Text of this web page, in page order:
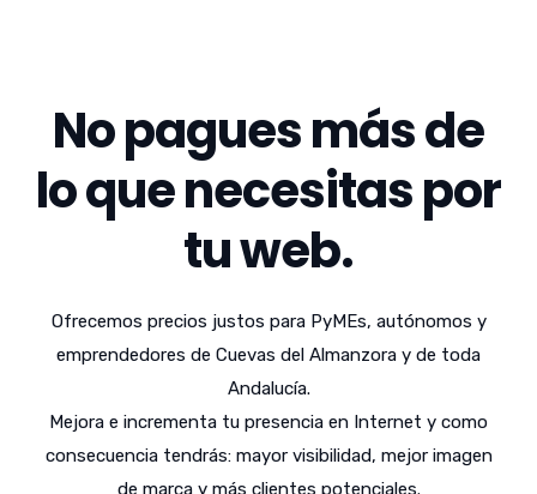
No pagues más de
lo que necesitas por
tu web.
Ofrecemos precios justos para PyMEs, autónomos y
emprendedores de Cuevas del Almanzora y de toda
Andalucía.
Mejora e incrementa tu presencia en Internet y como
consecuencia tendrás: mayor visibilidad, mejor imagen
de marca y más clientes potenciales.